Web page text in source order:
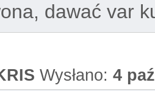
dawać var
Wysłano: 4